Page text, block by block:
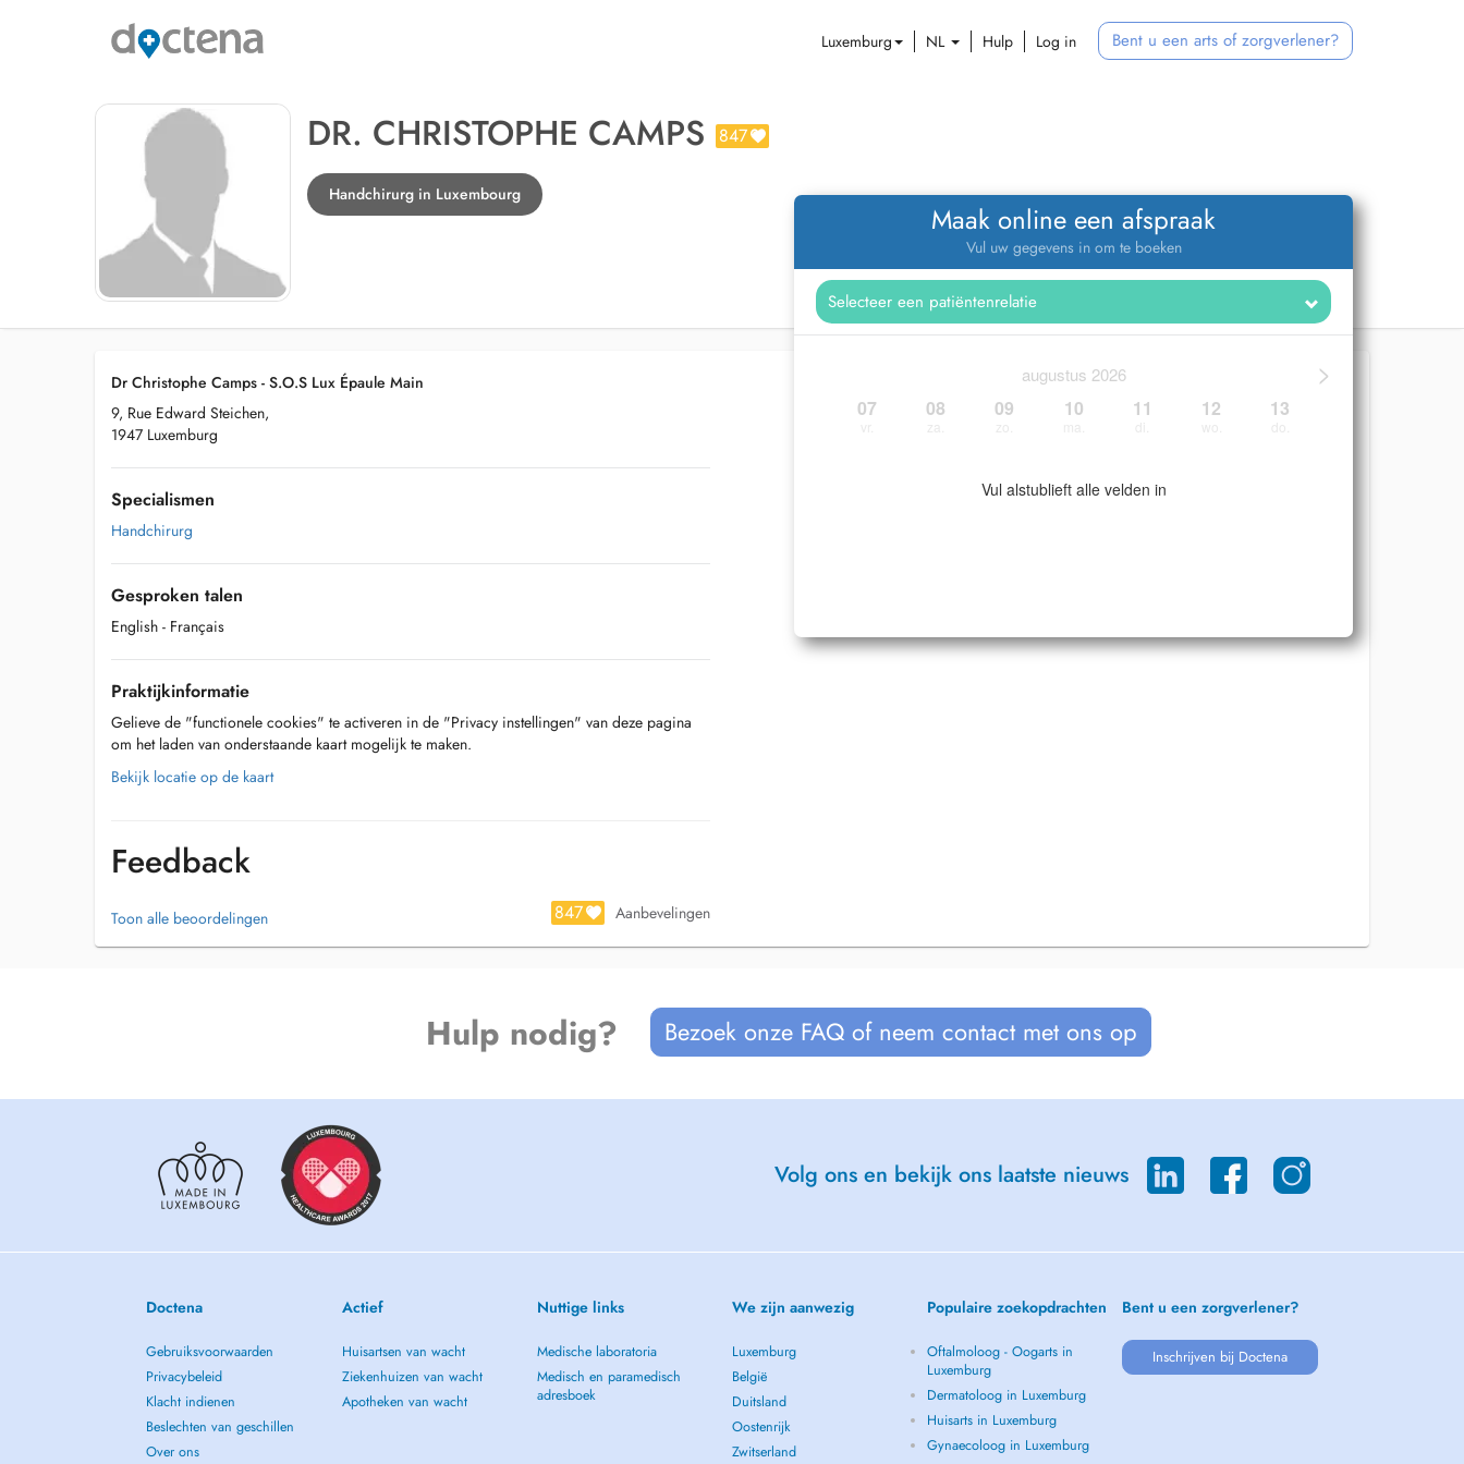
Luxemburg NL Hulp Log in Bent u een arts of zorgverlener?
DR. CHRISTOPHE CAMPS 847
Handchirurg in Luxembourg
Maak online een afspraak
Vul uw gegevens in om te boeken
>
augustus 2026
07 08 09 10 11 12 13
Vul alstublieft alle velden in
Dr Christophe Camps - S.O.S Lux Épaule Main
9, Rue Edward Steichen,
1947 Luxemburg
Specialismen
Handchirurg
Gesproken talen
English - Français
Praktijkinformatie
Gelieve de "functionele cookies" te activeren in de "Privacy instellingen" van deze pagina
om het laden van onderstaande kaart mogelijk te maken.
Bekijk locatie op de kaart
Feedback
Toon alle beoordelingen 847 Aanbevelingen
Hulp nodig? Bezoek onze FAQ of neem contact met ons op
Volg ons en bekijk ons laatste nieuws
Doctena
Gebruiksvoorwaarden
Privacybeleid
Klacht indienen
Beslechten van geschillen
Over ons
Actief
Huisartsen van wacht
Ziekenhuizen van wacht
Apotheken van wacht
Nuttige links
Medische laboratoria
Medisch en paramedisch
adresboek
We zijn aanwezig
Luxemburg
België
Duitsland
Oostenrijk
Zwitserland
Populaire zoekopdrachten
Oftalmoloog - Oogarts in
Luxemburg
Dermatoloog in Luxemburg
Huisarts in Luxemburg
Gynaecoloog in Luxemburg
Bent u een zorgverlener?
Inschrijven bij Doctena